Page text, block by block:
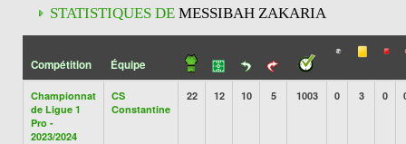
STATISTIQUES DE MESSIBAH ZAKARIA
Compétition Équipe
Championnat
de Ligue 1
Pro -
2023/2024
CS
Constantine
22 12 10 5 1003 0 3 0